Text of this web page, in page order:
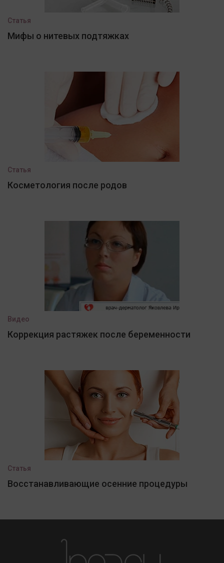
Статья
Мифы о нитевых подтяжках
Статья
Косметология после родов
Видео
Коррекция растяжек после беременности
Статья
Восстанавливающие осенние процедуры